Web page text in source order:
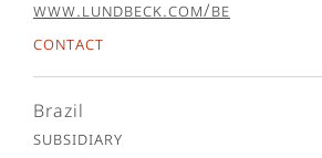
www.lundbeck.com/be
Contact
Brazil
Subsidiary